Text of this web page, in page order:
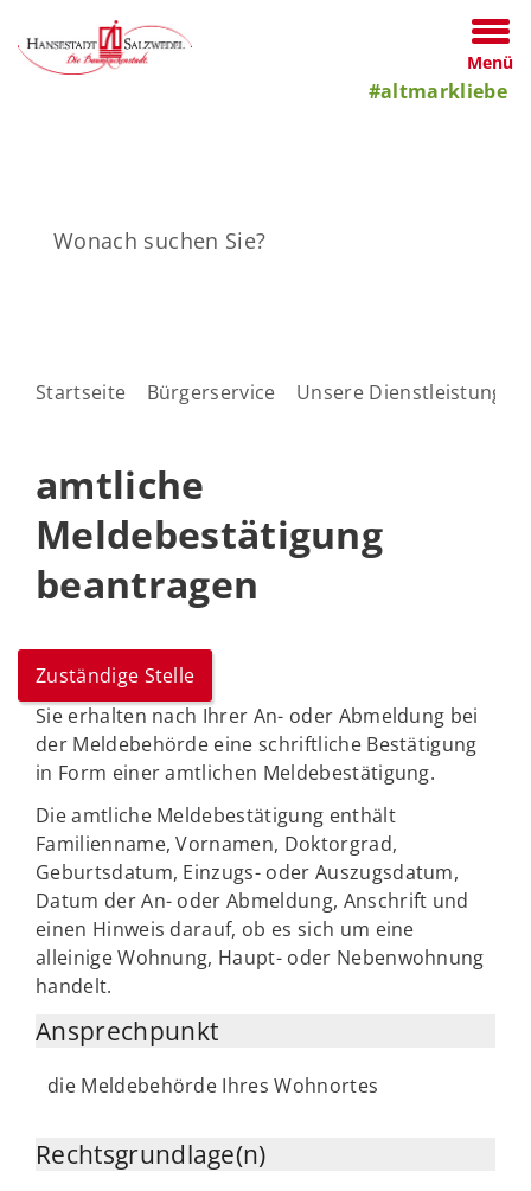
Menü
#altmarkliebe
Startseite Bürgerservice Unsere Dienstleistungen
amtliche
Meldebestätigung
beantragen
Zuständige Stelle
Sie erhalten nach Ihrer An- oder Abmeldung bei
der Meldebehörde eine schriftliche Bestätigung
in Form einer amtlichen Meldebestätigung.
Die amtliche Meldebestätigung enthält
Familienname, Vornamen, Doktorgrad,
Geburtsdatum, Einzugs- oder Auszugsdatum,
Datum der An- oder Abmeldung, Anschrift und
einen Hinweis darauf, ob es sich um eine
alleinige Wohnung, Haupt- oder Nebenwohnung
handelt.
Ansprechpunkt
die Meldebehörde Ihres Wohnortes
Rechtsgrundlage(n)